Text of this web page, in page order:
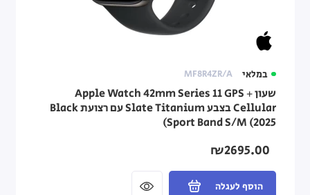
במלאי MF8R4ZR/A
שעון Apple Watch 42mm Series 11 GPS +
Cellular בצבע Slate Titanium עם רצועת Black
Sport Band S/M (2025)
₪2695.00
הוסף לעגלה